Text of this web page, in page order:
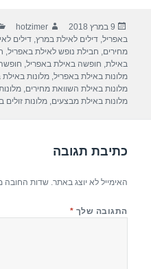
e
b
o
o
s
A
p
p
פורסם
בתאריך
9 במרץ 2018 מחבר
hotzimer
באפריל,דילים לאילת במרץ,דילים
מחירים, חבילת נופש לאילת באפריל,
באילת, חופשה באילת באפריל,
מלונות באילת באפריל,מלונות
מלונות באילת השוואת מחירים,
מלונות באילת מבצעים,מלונות זולים
כתיבת תגובה
האימייל לא יוצג באתר. שדות החובה
התגובה שלך *